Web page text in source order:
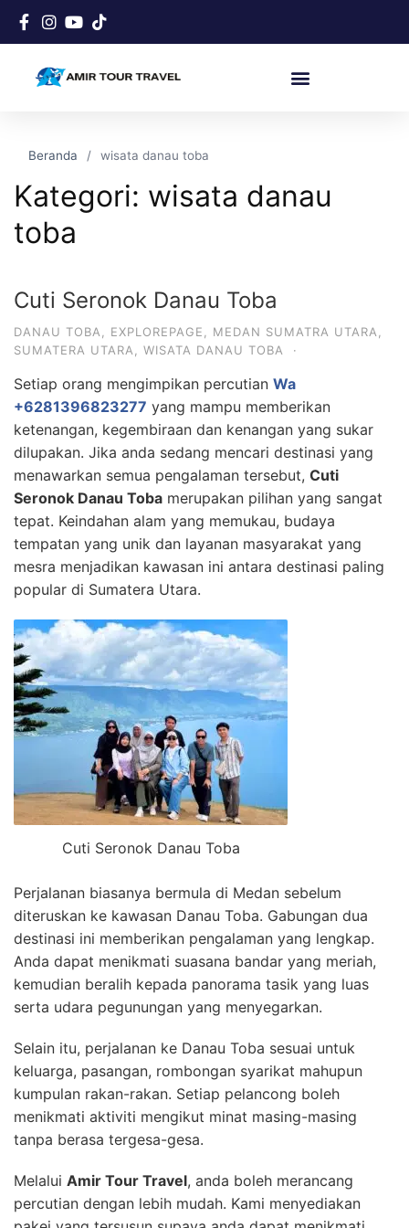
Beranda wisata danau toba
Kategori: wisata danau
toba
Cuti Seronok Danau Toba
DANAU TOBA EXPLOREPAGE MEDAN SUMATRA UTARA
SUMATERA UTARA
WISATA DANAU TOBA ·
Setiap orang mengimpikan percutian Wa
+6281396823277 yang mampu memberikan
ketenangan, kegembiraan dan kenangan yang sukar
dilupakan. Jika anda sedang mencari destinasi yang
menawarkan semua pengalaman tersebut, Cuti
Seronok Danau Toba merupakan pilihan yang sangat
tepat. Keindahan alam yang memukau, budaya
tempatan yang unik dan layanan masyarakat yang
mesra menjadikan kawasan ini antara destinasi paling
popular di Sumatera Utara.
Cuti Seronok Danau Toba
Perjalanan biasanya bermula di Medan sebelum
diteruskan ke kawasan Danau Toba. Gabungan dua
destinasi ini memberikan pengalaman yang lengkap.
Anda dapat menikmati suasana bandar yang meriah,
kemudian beralih kepada panorama tasik yang luas
serta udara pegunungan yang menyegarkan.
Selain itu, perjalanan ke Danau Toba sesuai untuk
keluarga, pasangan, rombongan syarikat mahupun
kumpulan rakan-rakan. Setiap pelancong boleh
menikmati aktiviti mengikut minat masing-masing
tanpa berasa tergesa-gesa.
Melalui Amir Tour Travel, anda boleh merancang
percutian dengan lebih mudah. Kami menyediakan